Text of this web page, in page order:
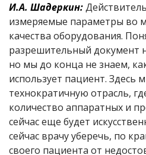
И.А. Шадеркин:
измеряемые параметры во
качества оборудования.
разрешительный документ
но мы до конца не знаем,
использует пациент. Здесь
технократичную отрасль,
количество аппаратных и
сейчас еще будет
сейчас врачу уберечь, по
своего пациента от